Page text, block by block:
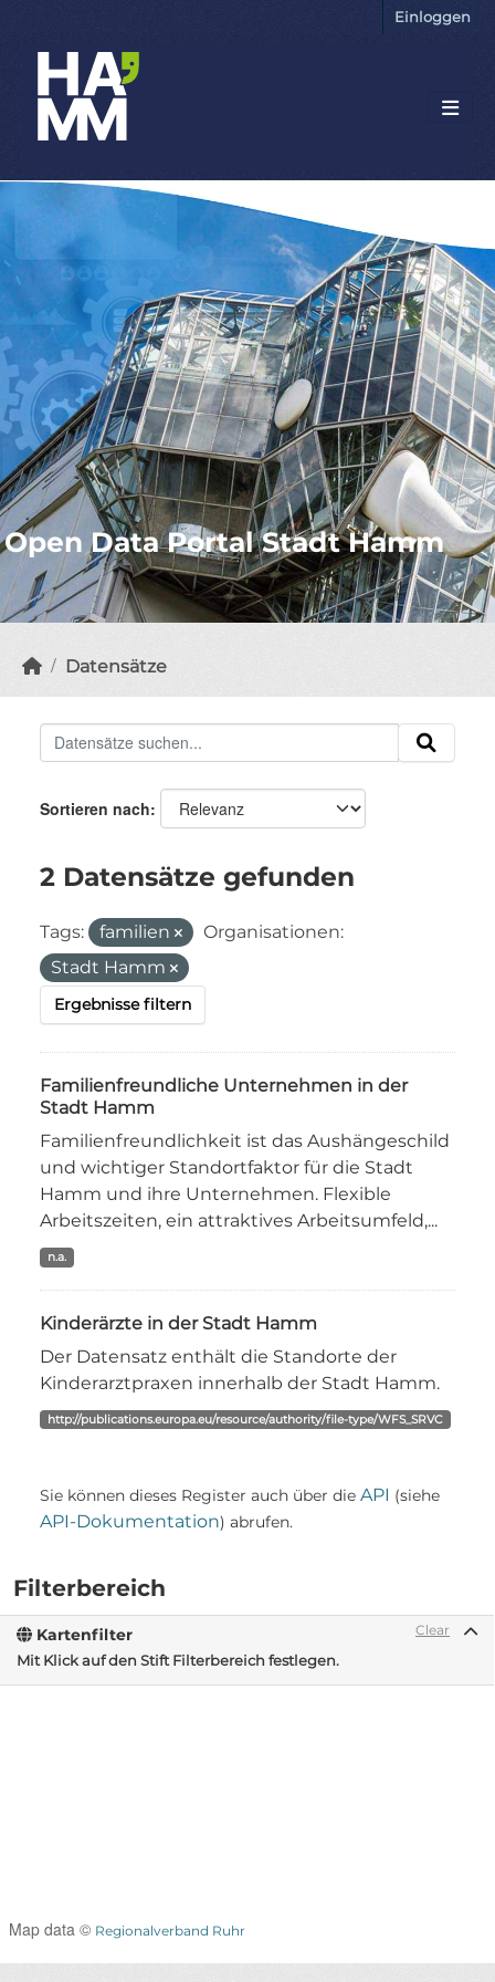
Einloggen
Open Data Portal Stadt Hamm
Datensätze
Filterbereich
Clear
Kartenfilter
Mit Klick auf den Stift Filterbereich festlegen.
Map data © Regionalverband Ruhr
Sortieren nach
2 Datensätze gefunden
Tags: familien
Organisationen:
Stadt Hamm
Ergebnisse filtern
Familienfreundliche Unternehmen in der
Stadt Hamm
Familienfreundlichkeit ist das Aushängeschild
und wichtiger Standortfaktor für die Stadt
Hamm und ihre Unternehmen. Flexible
Arbeitszeiten, ein attraktives Arbeitsumfeld,...
n.a.
Kinderärzte in der Stadt Hamm
Der Datensatz enthält die Standorte der
Kinderarztpraxen innerhalb der Stadt Hamm.
http://publications.europa.eu/resource/authority/file-type/WFS_SRVC
Sie können dieses Register auch über die API (siehe
API-Dokumentation) abrufen.